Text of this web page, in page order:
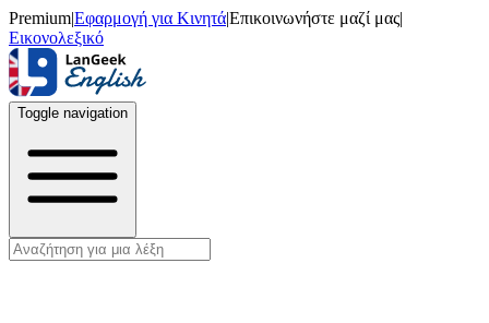
Premium|Εφαρμογή για Κινητά|Επικοινωνήστε μαζί μας|
Εικονολεξικό
Toggle navigation